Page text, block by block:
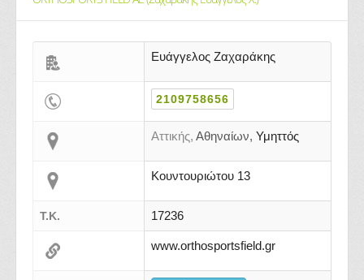
Ευάγγελος Ζαχαράκης
2109758656
Αττικής, Αθηναίων, Υμηττός
Κουντουριώτου 13
Τ.Κ. 17236
www.orthosportsfield.gr